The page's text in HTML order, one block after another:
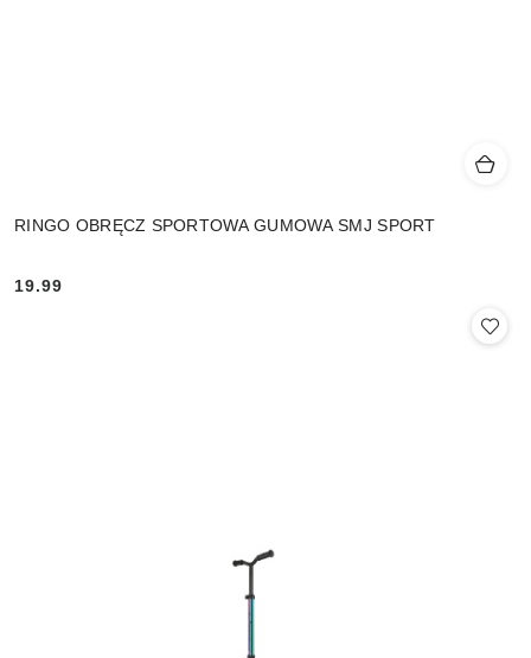
RINGO OBRĘCZ SPORTOWA GUMOWA SMJ SPORT
Cena:
19.99